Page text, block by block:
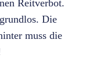
Reitverbot.
Die
muss die